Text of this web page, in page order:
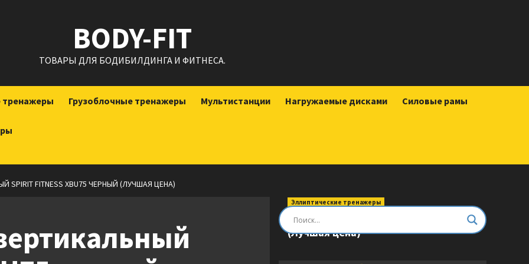
BODY-FIT
ТОВАРЫ ДЛЯ БОДИБИЛДИНГА И ФИТНЕСА.
тренажеры Грузоблочные тренажеры Мультистанции Нагружаемые дисками Силовые рамы
FITNESS XBU75 ЧЕРНЫЙ (ЛУЧШАЯ ЦЕНА)
Эллиптические тренажеры
Эллиптический тренажер DFC E8745T
(Лучшая цена)